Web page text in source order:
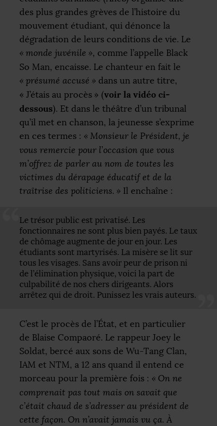
des plus grandes grèves de l’histoire du
mouvement étudiant, qui dénonce la
dégradation de leurs conditions de vie. Le
« monde juvénile », comme l’appelle Black
So Man, encaisse. Le chanteur en fait le
« présumé accusé » dans un autre titre,
« J’étais au procès » (voir la vidéo ci-
dessous). Et dans le théâtre d’un tribunal
qu’il met en chanson, la jeunesse s’exprime
en ces termes : « Monsieur le Président, je
vous remercie pour l’occasion que vous
m’offrez de parler au nom de toutes les
victimes du dérapage éducatif et de la
traîtrise des politiciens. » Il enchaîne :
Le trésor public est privatisé. Les
fonctionnaires ne sont plus bien payés. Le taux
de chômage augmente de jour en jour. Les
étudiants sont martyrisés. La misère se lit sur
tous les visages. Sans avoir peur de prison ni
de l’élimination physique, voici la part de
culpabilité de nos chers dirigeants. Alors
arrêtez qui de droit. Punissez les vrais auteurs.
C’est le procès de l’État, et en particulier
de Blaise Compaoré. Le rappeur Joey le
Soldat, bercé aux sons de Wu-Tang Clan,
IAM et NTM, a 12 ans quand il entend ce
morceau pour la première fois : « On ne
comprenait pas tout mais on savait que
c’était chaud de s’adresser au président de
cette façon. On n’avait jamais vu ça. À